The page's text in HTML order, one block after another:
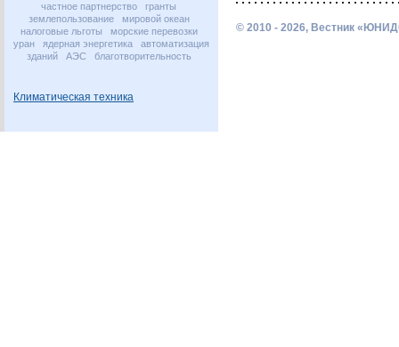
частное партнерство
гранты
землепользование
мировой океан
налоговые льготы
морские перевозки
уран
ядерная энергетика
автоматизация
зданий
АЭС благотворительность
Климатическая техника
© 2010 - 2026, Вестник